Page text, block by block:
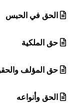
الحق في الحبس
حق الملكية
حق المؤلف
الحق وأنواعه